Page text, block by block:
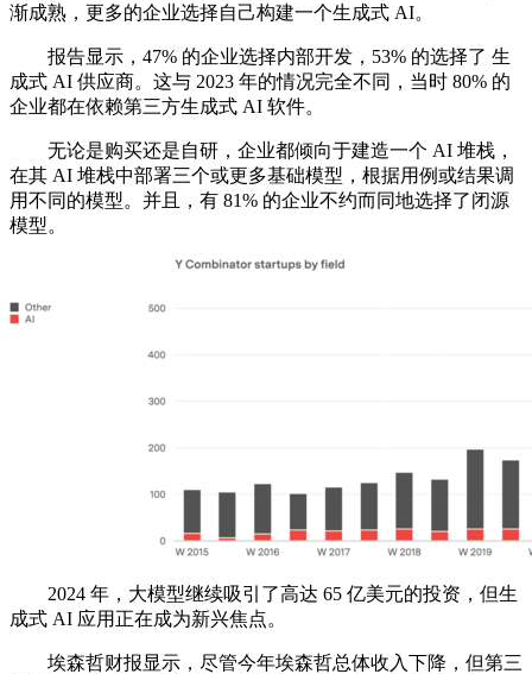
渐成熟，更多的企业选择自己构建一个生成式 AI。
报告显示，47% 的企业选择内部开发，53% 的选择了 生
成式 AI 供应商。这与 2023 年的情况完全不同，当时 80% 的
企业都在依赖第三方生成式 AI 软件。
无论是购买还是自研，企业都倾向于建造一个 AI 堆栈，
在其 AI 堆栈中部署三个或更多基础模型，根据用例或结果调
用不同的模型。并且，有 81% 的企业不约而同地选择了闭源
模型。
2024 年，大模型继续吸引了高达 65 亿美元的投资，但生
成式 AI 应用正在成为新兴焦点。
埃森哲财报显示，尽管今年埃森哲总体收入下降，但第三